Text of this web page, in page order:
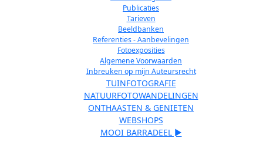
Publicaties
Tarieven
Beeldbanken
Referenties - Aanbevelingen
Fotoexposities
Algemene Voorwaarden
Inbreuken op mijn Auteursrecht
TUINFOTOGRAFIE
NATUURFOTOWANDELINGEN
ONTHAASTEN & GENIETEN
WEBSHOPS
MOOI BARRADEEL ►